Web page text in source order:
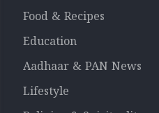
Food & Recipes
Education
Aadhaar & PAN News
Lifestyle